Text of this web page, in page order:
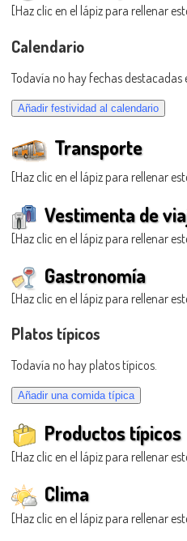
[Haz clic en el lápiz para rellenar
Calendario
Todavía no hay fechas destacadas
Transporte
[Haz clic en el lápiz para rellenar
Vestimenta de
[Haz clic en el lápiz para rellenar
Gastronomía
[Haz clic en el lápiz para rellenar
Platos típicos
Todavía no hay platos típicos.
Productos típicos
[Haz clic en el lápiz para rellenar
Clima
[Haz clic en el lápiz para rellenar